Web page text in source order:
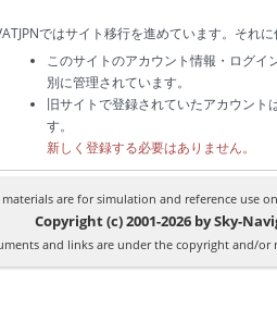
ではサイト移行を進めています。それ
このサイトのアカウント情報・ログ
別に管理されています。
旧サイトで登録されていたアカウント
す。
新しく登録する必要はありません。
are for simulation and reference use
Copyright (c) 2001-2026 by Sky-
and links are under the copyright and/